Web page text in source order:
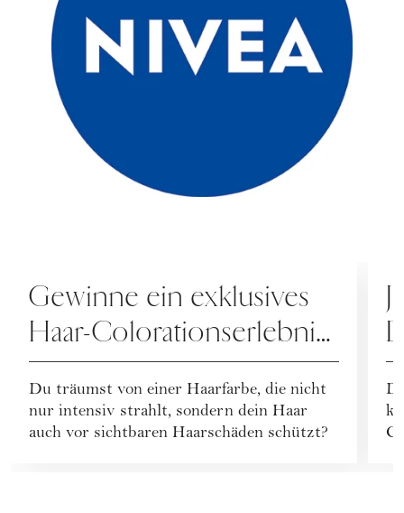
Gewinne ein exklusives
Haar-Colorationserlebnis
mit Creme Supreme!
Du träumst von einer Haarfarbe, die nicht
nur intensiv strahlt, sondern dein Haar
auch vor sichtbaren Haarschäden schützt?